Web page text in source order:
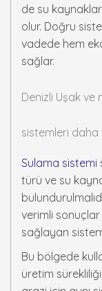
de su
olur. Doğru
vadede hem
sağlar.
Denizli Uşak
sistemleri daha
Sulama sistemi
türü ve su
verimli
sağlayan
Bu bölgede
üretim